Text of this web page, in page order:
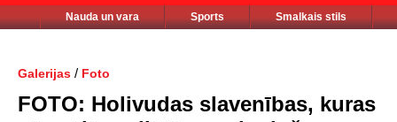
Nauda un vara Sports Smalkais stils
Galerijas / Foto
FOTO: Holivudas slavenības, kuras